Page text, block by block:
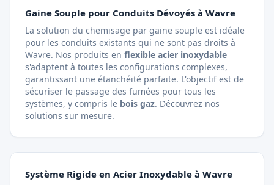
Gaine Souple pour Conduits Dévoyés à Wavre
La solution du chemisage par gaine souple est idéale
pour les conduits existants qui ne sont pas droits à
Wavre. Nos produits en flexible acier inoxydable
s'adaptent à toutes les configurations complexes,
garantissant une étanchéité parfaite. L'objectif est de
sécuriser le passage des fumées pour tous les
systèmes, y compris le bois gaz. Découvrez nos
solutions sur mesure.
Système Rigide en Acier Inoxydable à Wavre